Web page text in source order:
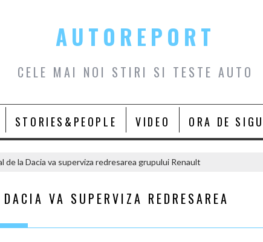
AUTOREPORT
CELE MAI NOI STIRI SI TESTE AUTO
STORIES&PEOPLE VIDEO ORA DE
de la Dacia va superviza redresarea grupului Renault
VA SUPERVIZA REDRESAREA